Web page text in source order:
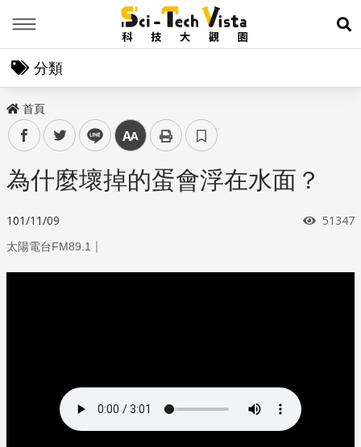
展
分類
首頁
facebooktwitter line 中
為什麼壞掉的蛋會浮在水面？
101/11/09 瀏覽次
51347
太陽電台FM89.1 ｜